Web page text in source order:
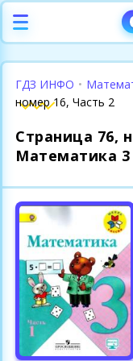
ГДЗ ИНФО •
номер 16, Часть 2
Страница 76,
Математика